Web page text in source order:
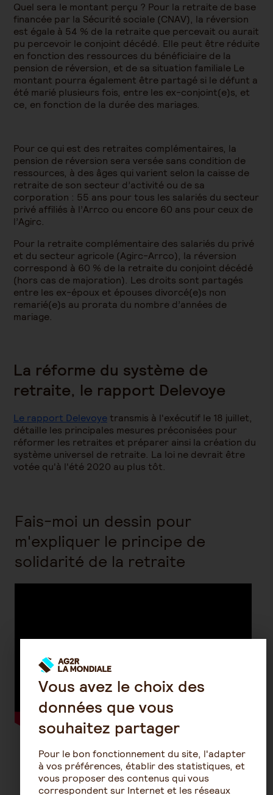
Quel sera le montant perçu ? Pour la retraite de base
financée par la Sécurité sociale (CNAV), la réversion
est égale à 54 % de la retraite que percevait ou aurait
pu percevoir le conjoint décédé. Elle peut être réduite
en fonction des ressources du bénéficiaire de la
pension de réversion, et de sa situation familiale Le
montant pourra également être partagé si le défunt a
été marié plusieurs fois, entre les ex-conjoint(e)s, et
ce, en fonction de la durée des mariages.
Pour ce qui est des retraites complémentaires, la
pension de réversion sera versée sans condition de
ressources, à des âges qui varient selon la caisse de
retraite de son secteur d’activité ou de sa
corporation : 55 ans pour tous les salariés du secteur
privé affiliés à l’Arrco ou encore 60 ans pour ceux de
l’Agirc.
Pour la retraite complémentaire des salariés du privé
et du secteur agricole (Agirc-Arrco), la réversion
correspond à 60 % de la retraite du conjoint décédé
(hors cas de majoration). Les droits sont partagés
entre les ex-époux et épouses divorcé(e)s non
remarié(e)s au prorata du nombre d’années de
mariage.
La réforme du système de
retraite, le rapport Delevoye
Le rapport Delevoyetransmis à l'exécutif le 18 juillet,
détaille les principales mesures préconisées pour
réformer les retraites et préparer ainsi la création du
système universel de retraite. La loi ne devrait être
votée qu'à l'été 2020 au plus tôt.
Fais-moi un dessin pour
m'expliquer le principe de
solidarité de la retraite
Découvrez nos conseils sur la
Vous avez le choix des
données que vous
souhaitez partager
Pour le bon fonctionnement du site, l'adapter
à vos préférences, établir des statistiques, et
vous proposer des contenus qui vous
correspondent sur Internet et les réseaux